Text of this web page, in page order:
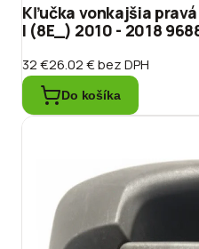
Kľučka vonkajšia
I (8E_) 2010 - 2018
32 €26.02 €bez DPH
Do košíka